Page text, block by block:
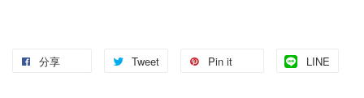
分享 Tweet Pin it LINE